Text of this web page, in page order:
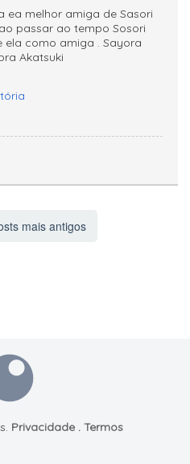
ea melhor amiga de Sasori
passar ao tempo Sosori
ela como amiga . Sayora
Akatsuki
mais antigos
Privacidade. Termos